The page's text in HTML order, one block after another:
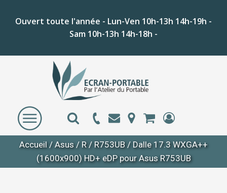
Ouvert toute l'année - Lun-Ven 10h-13h 14h-19h -
Sam 10h-13h 14h-18h -
Accueil/ Asus/ R/ R753UB/ Dalle 17.3 WXGA++
(1600x900) HD+ eDP pour Asus R753UB